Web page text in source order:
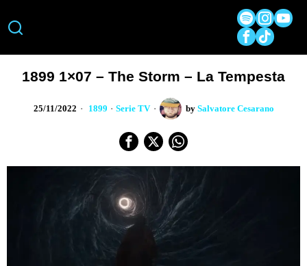
1899 1×07 – The Storm – La Tempesta
25/11/2022 1899 · Serie TV by Salvatore Cesarano